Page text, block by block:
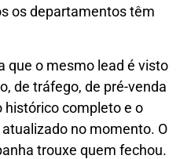
os departamentos têm
que o mesmo lead é visto
de tráfego, de pré-venda
completo e o
no momento. O
trouxe quem fechou.